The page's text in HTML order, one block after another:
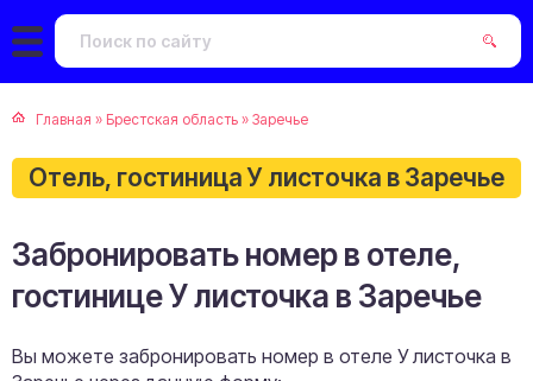
Главная » Брестская область » Заречье
Отель, гостиница У листочка в Заречье
Забронировать номер в отеле,
гостинице У листочка в Заречье
Вы можете забронировать номер в отеле У листочка в